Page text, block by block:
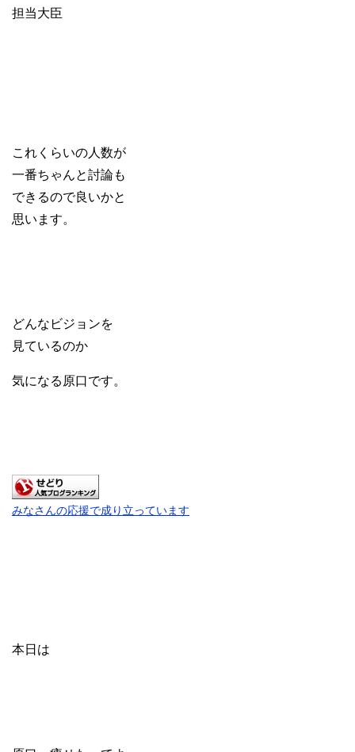
担当大臣
これくらいの人数が
一番ちゃんと討論も
できるので良いかと
思います。
どんなビジョンを
見ているのか
気になる原口です。
みなさんの応援で成り立っています
本日は